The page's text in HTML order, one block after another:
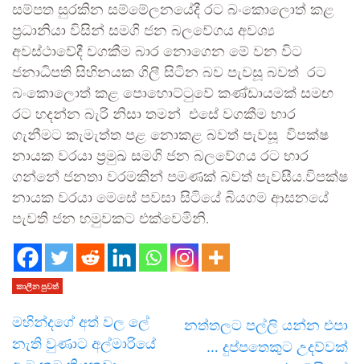
සම්පත සුරකින සම්මේලනයේදී රට බංකොලොත් කළ
ප්‍රධානියා විසින් සමගි ජන බලවේගය අවශ්‍ය
අවස්ථාවේදී වගකීම බාර නොගෙන මේ වන විට
ජනාධිපති සිහිනයක ගිලී සිටින බව පැවසූ බවත් රට
බංකොලොත් කළ පොහොට්ටුවේ කණ්ඩායමක් සමඟ
රට හදන්න බැරි නිසා තමන් එසේ වගකීම භාර
ගැනීමට කැමැත්ත පළ නොකළ බවත් පැවසූ විපක්ෂ
නායක වරයා ප්‍රමුඛ සමගි ජන බලවේගය රට භාර
ගන්නේ ජනතා වරමකින් පමණක් බවත් පැවසීය.විපක්ෂ
නායක වරයා මෙසේ පවසා සිටියේ බියගම ආසනයේ
පැවති ජන හමුවකට එක්වෙමිනි.
කාලීන පුවත්
මහින්දගේ අත් වල ලේ
නැති වුණාට අල්මාරියේ
නත්තලට පල්ලි යන්න එපා
… දුප්පතෙකුට උදව්වක්